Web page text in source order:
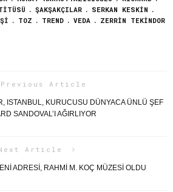
ŞAKŞAKÇILAR
SERKAN KESKIN
TOZ TREND VEDA ZERRIN TEKINDOR
Previous Article
ISTANBUL, KURUCUSU DÜNYACA ÜNLÜ ŞEF
SANDOVAL’I AĞIRLIYOR
Article
ADRESI, RAHMI M. KOÇ MÜZESI OLDU